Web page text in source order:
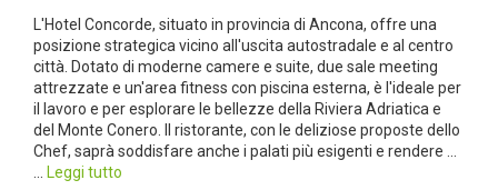
L'Hotel Concorde, situato in provincia di Ancona, offre una
posizione strategica vicino all'uscita autostradale e al centro
città. Dotato di moderne camere e suite, due sale meeting
attrezzate e un'area fitness con piscina esterna, è l'ideale per
il lavoro e per esplorare le bellezze della Riviera Adriatica e
del Monte Conero. Il ristorante, con le deliziose proposte dello
Chef, saprà soddisfare anche i palati più esigenti e rendere ...
Leggi tutto